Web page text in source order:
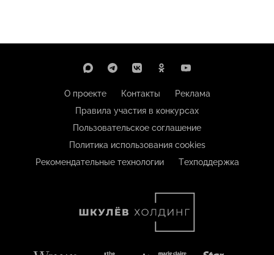
О проекте Контакты
Реклама
Правила участия в конкурсах
Пользовательское соглашение
Политика использования cookies
Рекомендательные технологии
Техподдержка